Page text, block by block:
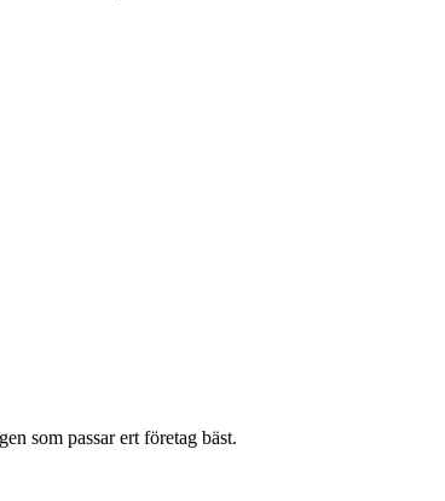
som passar ert företag bäst.